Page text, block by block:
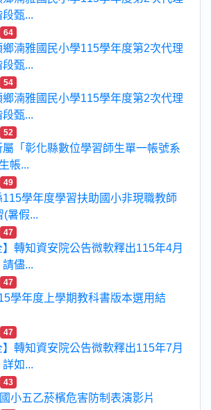
甄...
64
湳雅國民小學115學年度第2次代理
甄...
54
湳雅國民小學115學年度第2次代理
甄...
52
「彰化縣數位學習師生單一帳號系
帳...
49
學年度學習扶助國小非現職教師
(暑假...
47
】轉知資安院公告微軟釋出115年4月
儘...
47
學年度上學期教科書版本選用結
47
】轉知資安院公告微軟釋出115年7月
如...
43
小五乙菸檳危害防制表演影片